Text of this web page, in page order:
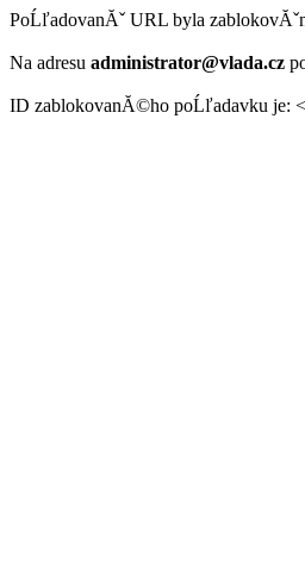
PoĹľadovanĂˇ URL byla
Na adresu administrator@vlada.cz
ID zablokovanĂ©ho poĹľadavku je: